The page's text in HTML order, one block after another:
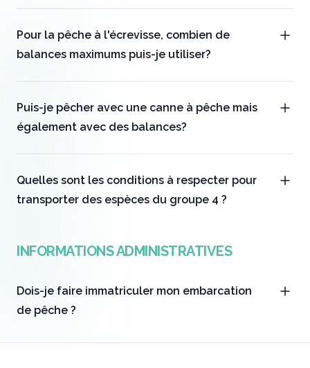
Pour la pêche à l'écrevisse, combien de
balances maximums puis-je utiliser?
Puis-je pêcher avec une canne à pêche mais
également avec des balances?
Quelles sont les conditions à respecter pour
transporter des espèces du groupe 4 ?
INFORMATIONS ADMINISTRATIVES
Dois-je faire immatriculer mon embarcation
de pêche ?